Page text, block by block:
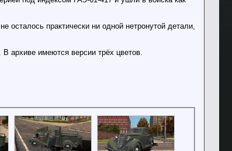
осталось практически ни одной нетронутой детали,
. В архиве имеются версии трёх цветов.